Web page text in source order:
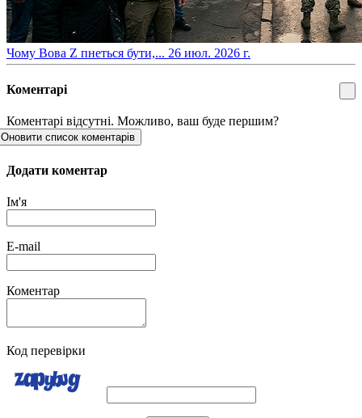
​Чому Вова Z пнеться бути,... 26 июл. 2026 г.
Коментарі
Коментарі відсутні. Можливо, ваш буде першим?
Оновити список коментарів
Додати коментар
Ім'я
E-mail
Коментар
Код перевірки